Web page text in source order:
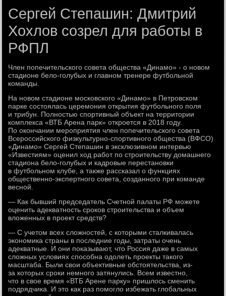
Сергей Степашин: Дмитрий
Хохлов созрел для работы в
РФПЛ
Член попечительского совета общества «Динамо» - о новом
стадионе бело-голубых и главном тренере футбольной
команды.
На новом стадионе московского «Динамо» в Петровском
парке состоялась церемония открытия футбольного поля
и трибун. Полностью спортивный объект на территории
комплекса «ВТБ Арена парк» откроется в 2018 году.
По окончании мероприятия член попечительского совета
Всероссийского физкультурно-спортивного общества (ВФСО)
«Динамо» Сергей Степашин в эксклюзивном интервью
«Известиям» оценил ход работ по строительству домашнего
стадиона бело-голубых и кадровые перестановки
в футбольном клубе, а также рассказал о функциях
общественно-экспертного совета, созданного при команде
весной.
— Как бывший председатель Счетной палаты РФ можете
оценить адекватность сроков строительства и объем
вложенных в проект средств?
— С учетом всех сложностей, с которыми сталкивалась
экономика страны в последние годы, затраты очень
адекватные. И они показывают, что Россия даже в самых
сложных условиях способна одолеть проекты такого
масштаба. Были свои объективные обстоятельства, из-
за которых сроки немного затянулись. Всем известно,
что в свое время «ВТБ Арене парку» пришлось сменить
подрядчика. И это как раз помогло избежать глобальных